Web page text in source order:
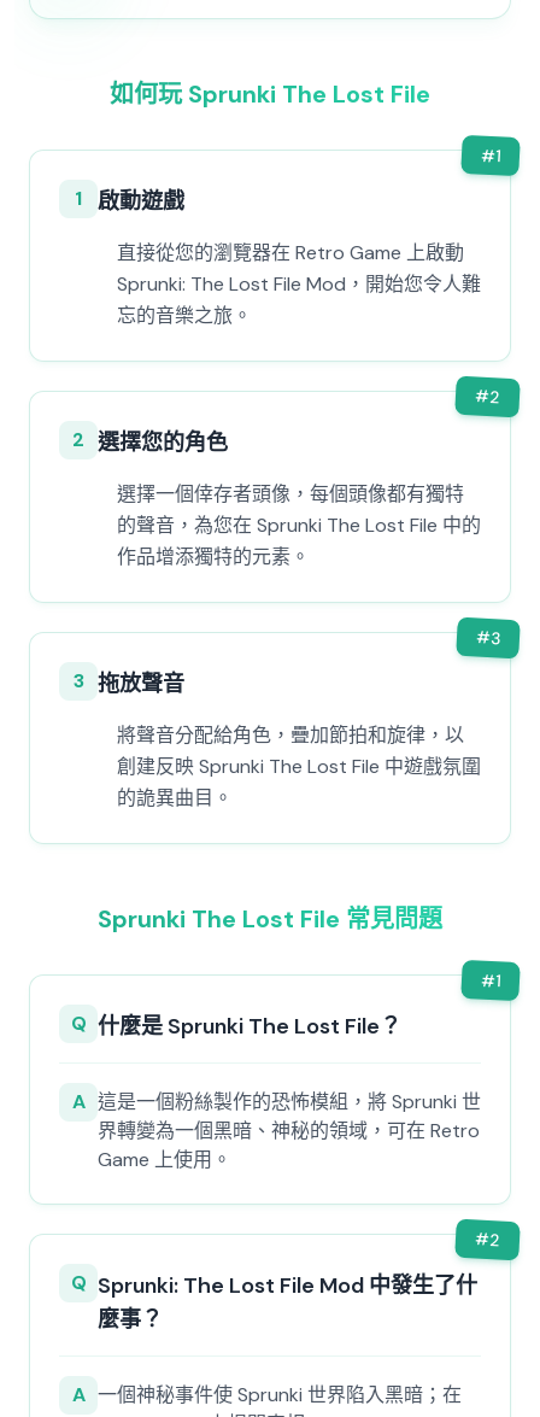
如何玩 Sprunki The Lost File
#1
1 啟動遊戲
直接從您的瀏覽器在 Retro Game 上啟動
Sprunki: The Lost File Mod，開始您令人難
忘的音樂之旅。
#2
2 選擇您的角色
選擇一個倖存者頭像，每個頭像都有獨特
的聲音，為您在 Sprunki The Lost File 中的
作品增添獨特的元素。
#3
3 拖放聲音
將聲音分配給角色，疊加節拍和旋律，以
創建反映 Sprunki The Lost File 中遊戲氛圍
的詭異曲目。
Sprunki The Lost File 常見問題
#1
Q 什麼是 Sprunki The Lost File？
A 這是一個粉絲製作的恐怖模組，將 Sprunki 世
界轉變為一個黑暗、神秘的領域，可在 Retro
Game 上使用。
#2
Q Sprunki: The Lost File Mod 中發生了什
麼事？
A 一個神秘事件使 Sprunki 世界陷入黑暗；在